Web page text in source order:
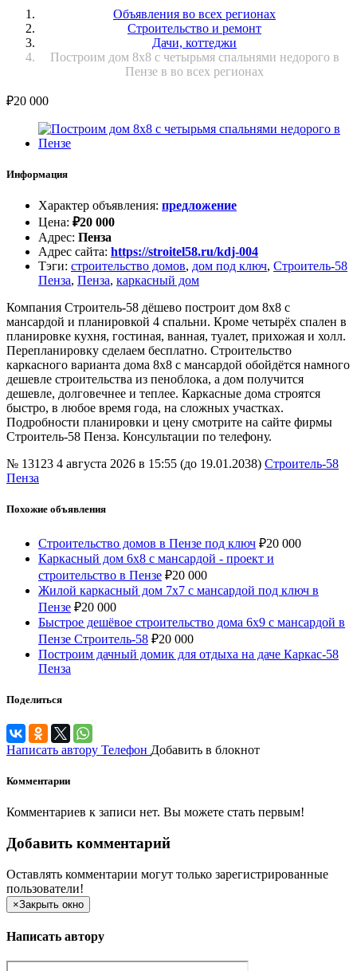
Объявления во всех регионах
Строительство и ремонт
Дачи, коттеджи
Построим дом 8х8 с четырьмя спальнями недорого в
Пензе в во всех регионах
₽20 000
Информация
Характер объявления: предложение
Цена: ₽20 000
Адрес: Пенза
Адрес сайта: https://stroitel58.ru/kdj-004
Тэги: строительство домов, дом под ключ, Строитель-58
Пенза, Пенза, каркасный дом
Компания Строитель-58 дёшево построит дом 8х8 с
мансардой и планировкой 4 спальни. Кроме четырёх спален в
планировке кухня, гостиная, ванная, туалет, прихожая и холл.
Перепланировку сделаем бесплатно. Строительство
каркасного варианта дома 8х8 с мансардой обойдётся намного
дешевле строительства из пеноблока, а дом получится
дешевле, долговечнее и теплее. Каркасные дома строятся
быстро, в любое время года, на сложных участках.
Подробности планировки и цену смотрите на сайте фирмы
Строитель-58 Пенза. Консультации по телефону.
№ 13123 4 августа 2026 в 15:55 (до 19.01.2038) Строитель-58
Пенза
Похожие объявления
Строительство домов в Пензе под ключ ₽20 000
Каркасный дом 6х8 с мансардой - проект и
строительство в Пензе ₽20 000
Жилой каркасный дом 7х7 с мансардой под ключ в
Пензе ₽20 000
Быстрое дешёвое строительство дома 6х9 с мансардой в
Пензе Строитель-58 ₽20 000
Построим дачный домик для отдыха на даче Каркас-58
Пенза
Поделиться
Написать автору Телефон Добавить в блокнот
Комментарии
Комментариев к записи нет. Вы можете стать первым!
Добавить комментарий
Оставлять комментарии могут только зарегистрированные
пользователи!
×Закрыть окно
Написать автору